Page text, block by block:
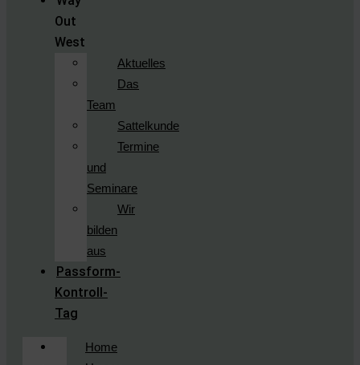
Out
West
Aktuelles
Das
Team
Sattelkunde
Termine
und
Seminare
Wir
bilden
aus
Passform-
Kontroll-
Tag
Home